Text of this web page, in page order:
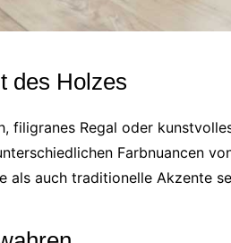
des Holzes
filigranes Regal oder
Farbnuancen
als auch traditionelle Akzente